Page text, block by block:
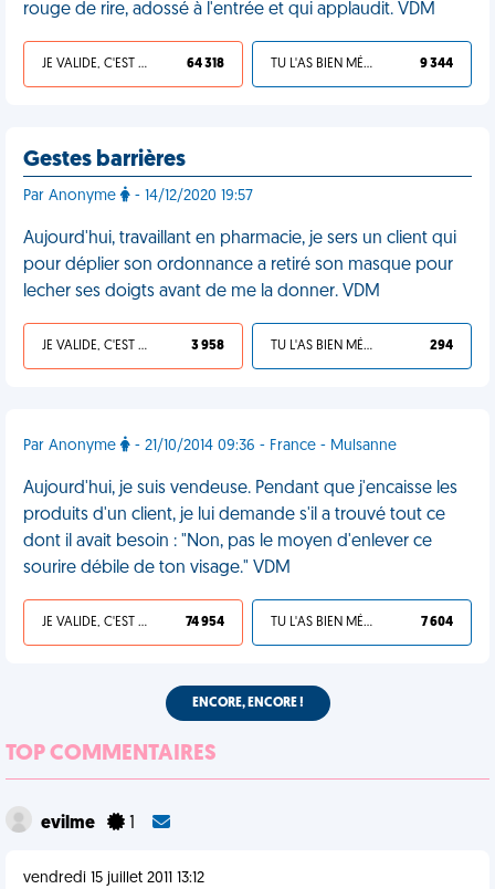
rouge de rire, adossé à l'entrée et qui applaudit. VDM
JE VALIDE, C'EST UNE VDM 64 318 TU L'AS BIEN MÉRITÉ 9 344
Gestes barrières
Par Anonyme - 14/12/2020 19:57
Aujourd'hui, travaillant en pharmacie, je sers un client qui
pour déplier son ordonnance a retiré son masque pour
lecher ses doigts avant de me la donner. VDM
JE VALIDE, C'EST UNE VDM 3 958 TU L'AS BIEN MÉRITÉ 294
Par Anonyme - 21/10/2014 09:36 - France - Mulsanne
Aujourd'hui, je suis vendeuse. Pendant que j'encaisse les
produits d'un client, je lui demande s'il a trouvé tout ce
dont il avait besoin : "Non, pas le moyen d'enlever ce
sourire débile de ton visage." VDM
JE VALIDE, C'EST UNE VDM 74 954 TU L'AS BIEN MÉRITÉ 7 604
ENCORE, ENCORE !
TOP COMMENTAIRES
evilme
vendredi 15 juillet 2011 13:12